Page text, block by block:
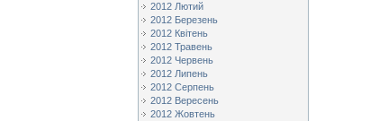
2012 Лютий
2012 Березень
2012 Квітень
2012 Травень
2012 Червень
2012 Липень
2012 Серпень
2012 Вересень
2012 Жовтень